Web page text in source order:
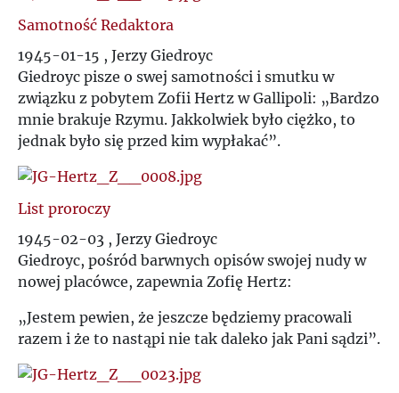
Samotność Redaktora
1945-01-15 , Jerzy Giedroyc
Giedroyc pisze o swej samotności i smutku w
związku z pobytem Zofii Hertz w Gallipoli: „Bardzo
mnie brakuje Rzymu. Jakkolwiek było ciężko, to
jednak było się przed kim wypłakać”.
List proroczy
1945-02-03 , Jerzy Giedroyc
Giedroyc, pośród barwnych opisów swojej nudy w
nowej placówce, zapewnia Zofię Hertz:
„Jestem pewien, że jeszcze będziemy pracowali
razem i że to nastąpi nie tak daleko jak Pani sądzi”.